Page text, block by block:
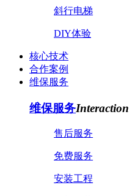
斜行电梯
DIY体验
核心技术
合作案例
维保服务
维保服务Interaction
售后服务
免费服务
安装工程